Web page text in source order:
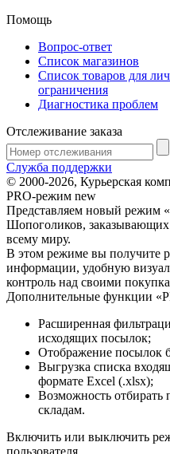
Помощь
Вопрос-ответ
Список магазинов
Список товаров для
ограничения
Диагностика проблем
Отслеживание заказа
Служба поддержки
© 2000-2026, Курьерская
PRO-режим new
Представляем новый режим
Шопоголиков, заказывающих
всему миру.
В этом режиме вы получите
информации, удобную
контроль над своими
Дополнительные функции
Расширенная
исходящих посылок;
Отображение посылок
Выгрузка списка
формате Excel (.xlsx);
Возможность
складам.
Включить или выключить
пользователя.